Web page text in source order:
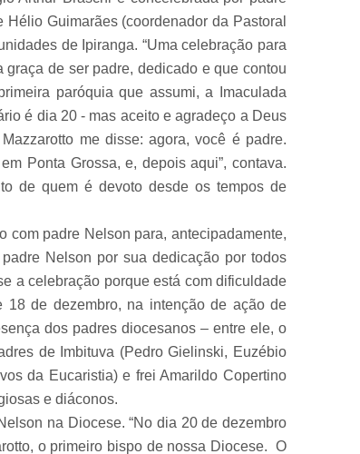
Guimarães (coordenador da Pastoral
de Ipiranga. “Uma celebração para
de ser padre, dedicado e que contou
paróquia que assumi, a Imaculada
é dia 20 - mas aceito e agradeço a Deus
me disse: agora, você é padre.
Ponta Grossa, e, depois aqui”, contava.
de quem é devoto desde os tempos de
padre Nelson para, antecipadamente,
Nelson por sua dedicação por todos
a celebração porque está com dificuldade
de dezembro, na intenção de ação de
dos padres diocesanos – entre ele, o
de Imbituva (Pedro Gielinski, Euzébio
da Eucaristia) e frei Amarildo Copertino
e diáconos.
na Diocese. “No dia 20 de dezembro
o primeiro bispo de nossa Diocese. O